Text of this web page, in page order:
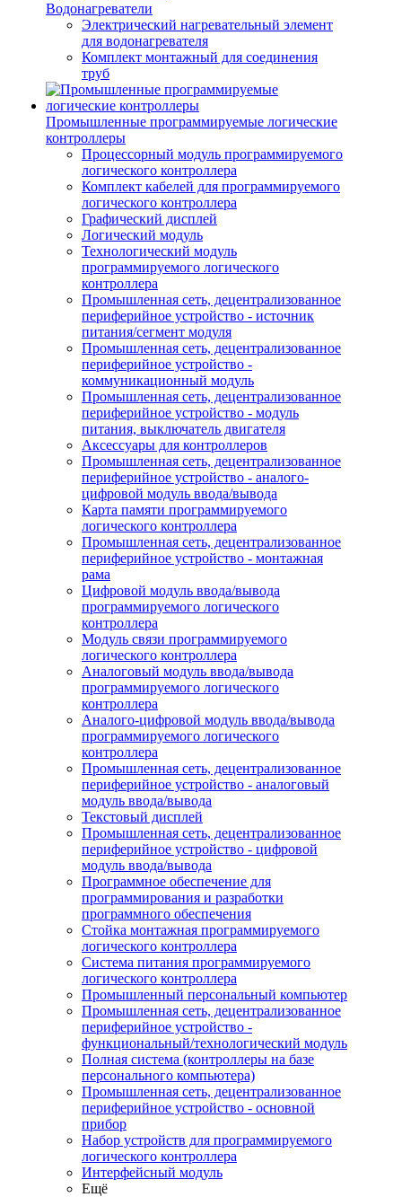
Водонагреватели
Электрический нагревательный элемент
для водонагревателя
Комплект монтажный для соединения
труб
Промышленные программируемые логические
контроллеры
Процессорный модуль программируемого
логического контроллера
Комплект кабелей для программируемого
логического контроллера
Графический дисплей
Логический модуль
Технологический модуль
программируемого логического
контроллера
Промышленная сеть, децентрализованное
периферийное устройство - источник
питания/сегмент модуля
Промышленная сеть, децентрализованное
периферийное устройство -
коммуникационный модуль
Промышленная сеть, децентрализованное
периферийное устройство - модуль
питания, выключатель двигателя
Аксессуары для контроллеров
Промышленная сеть, децентрализованное
периферийное устройство - аналого-
цифровой модуль ввода/вывода
Карта памяти программируемого
логического контроллера
Промышленная сеть, децентрализованное
периферийное устройство - монтажная
рама
Цифровой модуль ввода/вывода
программируемого логического
контроллера
Модуль связи программируемого
логического контроллера
Аналоговый модуль ввода/вывода
программируемого логического
контроллера
Аналого-цифровой модуль ввода/вывода
программируемого логического
контроллера
Промышленная сеть, децентрализованное
периферийное устройство - аналоговый
модуль ввода/вывода
Текстовый дисплей
Промышленная сеть, децентрализованное
периферийное устройство - цифровой
модуль ввода/вывода
Программное обеспечение для
программирования и разработки
программного обеспечения
Стойка монтажная программируемого
логического контроллера
Система питания программируемого
логического контроллера
Промышленный персональный компьютер
Промышленная сеть, децентрализованное
периферийное устройство -
функциональный/технологический модуль
Полная система (контроллеры на базе
персонального компьютера)
Промышленная сеть, децентрализованное
периферийное устройство - основной
прибор
Набор устройств для программируемого
логического контроллера
Интерфейсный модуль
Ещё